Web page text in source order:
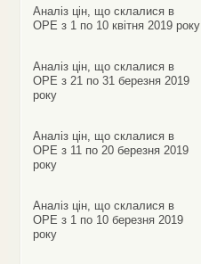
Аналіз цін, що склалися в
ОРЕ з 1 по 10 квітня 2019 року
Аналіз цін, що склалися в
ОРЕ з 21 по 31 березня 2019
року
Аналіз цін, що склалися в
ОРЕ з 11 по 20 березня 2019
року
Аналіз цін, що склалися в
ОРЕ з 1 по 10 березня 2019
року